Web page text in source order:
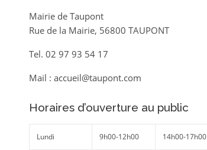
Mairie de Taupont
Rue de la Mairie, 56800 TAUPONT
Tel. 02 97 93 54 17
Mail : accueil@taupont.com
Horaires d’ouverture au public
Lundi 9h00-12h00 14h00-17h00